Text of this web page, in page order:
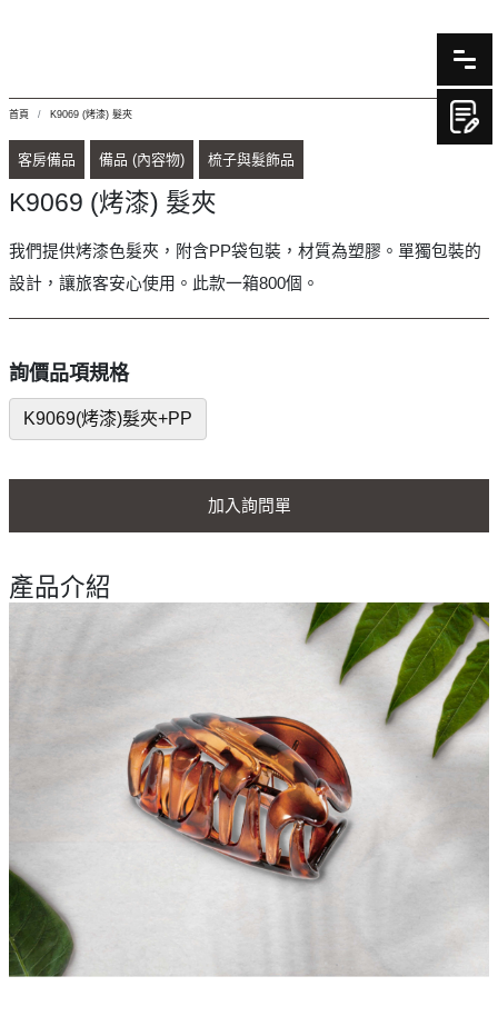
首頁 K9069 (烤漆) 髮夾
客房備品 備品 (內容物) 梳子與髮飾品
K9069 (烤漆) 髮夾
我們提供烤漆色髮夾，附含PP袋包裝，材質為塑膠。單獨包裝的
設計，讓旅客安心使用。此款一箱800個。
詢價品項規格
K9069(烤漆)髮夾+PP
加入詢問單
產品介紹